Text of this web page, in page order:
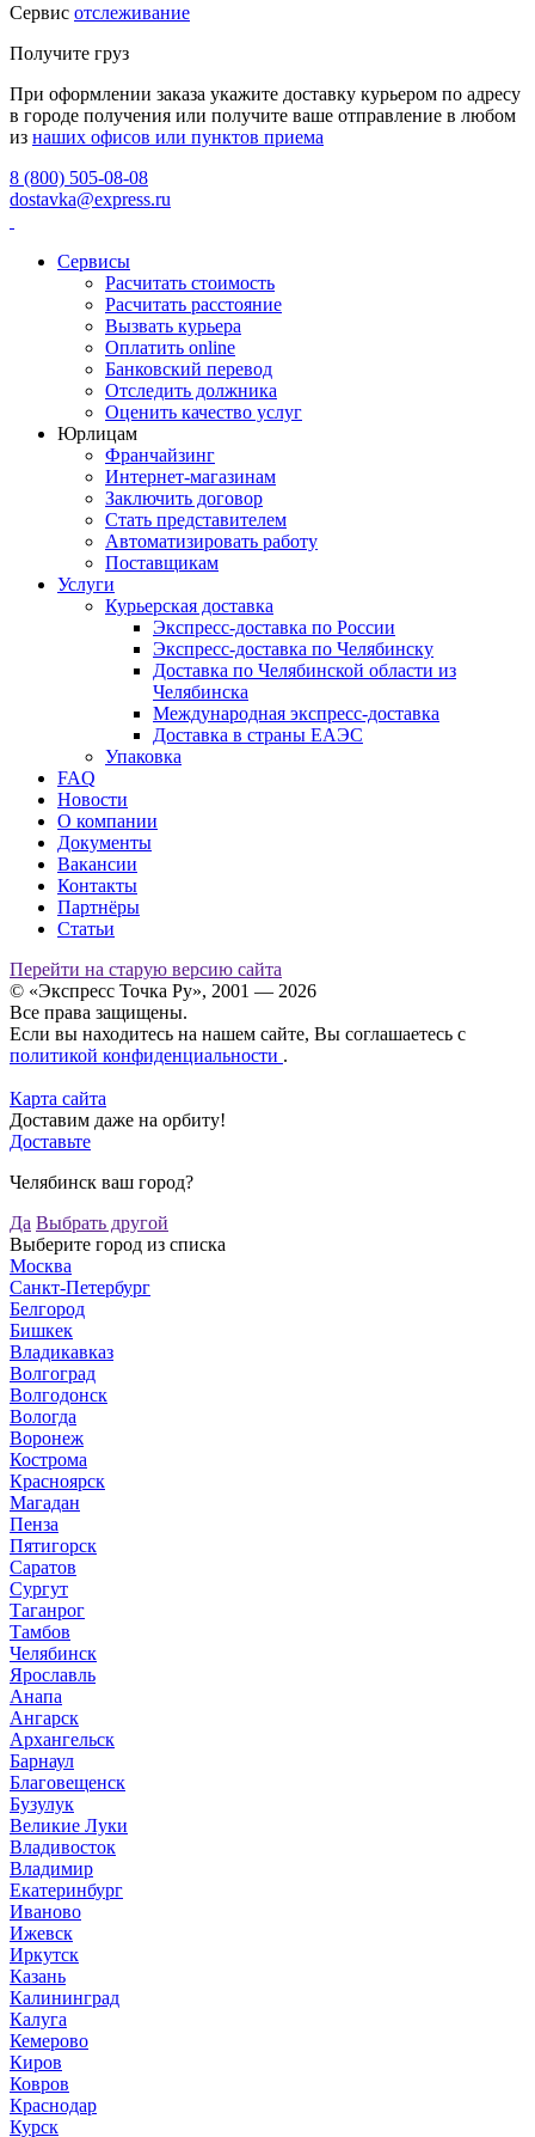
Сервис отслеживание
Получите груз
При оформлении заказа укажите доставку курьером по адресу
в городе получения или получите ваше отправление в любом
из наших офисов или пунктов приема
8 (800) 505-08-08
dostavka@express.ru
Сервисы
Расчитать стоимость
Расчитать расстояние
Вызвать курьера
Оплатить online
Банковский перевод
Отследить должника
Оценить качество услуг
Юрлицам
Франчайзинг
Интернет-магазинам
Заключить договор
Стать представителем
Автоматизировать работу
Поставщикам
Услуги
Курьерская доставка
Экспресс-доставка по России
Экспресс-доставка по Челябинску
Доставка по Челябинской области из
Челябинска
Международная экспресс-доставка
Доставка в страны ЕАЭС
Упаковка
FAQ
Новости
О компании
Документы
Вакансии
Контакты
Партнёры
Статьи
Перейти на старую версию сайта
© «Экспресс Точка Ру», 2001 — 2026
Все права защищены.
Если вы находитесь на нашем сайте, Вы соглашаетесь с
политикой конфиденциальности .
Карта сайта
Доставим даже на орбиту!
Доставьте
Челябинск ваш город?
Да Выбрать другой
Выберите город из списка
Москва
Санкт-Петербург
Белгород
Бишкек
Владикавказ
Волгоград
Волгодонск
Вологда
Воронеж
Кострома
Красноярск
Магадан
Пенза
Пятигорск
Саратов
Сургут
Таганрог
Тамбов
Челябинск
Ярославль
Анапа
Ангарск
Архангельск
Барнаул
Благовещенск
Бузулук
Великие Луки
Владивосток
Владимир
Екатеринбург
Иваново
Ижевск
Иркутск
Казань
Калининград
Калуга
Кемерово
Киров
Ковров
Краснодар
Курск